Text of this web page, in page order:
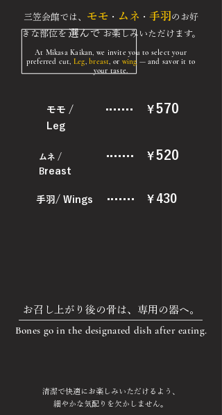
三笠会館では、 モモ ・ ムネ ・ 手羽 のお好
きな部位を 選んで お楽しみいただけます。
At Mikasa Kaikan, we invite you to select your
preferred cut, Leg,breast, or wing — and savor it to
your taste.
モモ /
Leg
￥ 570
ムネ /
Breast
￥ 520
手羽/ Wings ￥ 430
お召し上がり後の骨は、専用の器へ。
Bones go in the designated dish after eating.
清潔で快適にお楽しみいただけるよう、
細やかな気配りを欠かしません。